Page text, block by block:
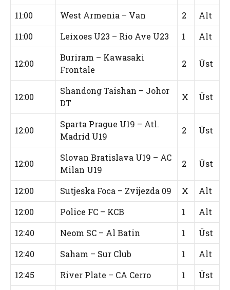
11:00 West Armenia – Van 2
Alt
11:00
Leixoes U23 – Rio Ave U23 1 Alt
12:00
Buriram – Kawasaki
Frontale
2 Üst
12:00
Shandong Taishan – Johor
DT
X Üst
12:00
Sparta Prague U19 – Atl.
Madrid U19
2 Üst
12:00
Slovan Bratislava U19 – AC
Milan U19
2 Üst
12:00 Sutjeska Foca – Zvijezda 09 X
Alt
12:00
Police FC – KCB 1
Alt
12:40
Neom SC – Al Batin 1
Üst
12:40
Saham – Sur Club 1
Alt
12:45
River Plate – CA Cerro 1
Üst